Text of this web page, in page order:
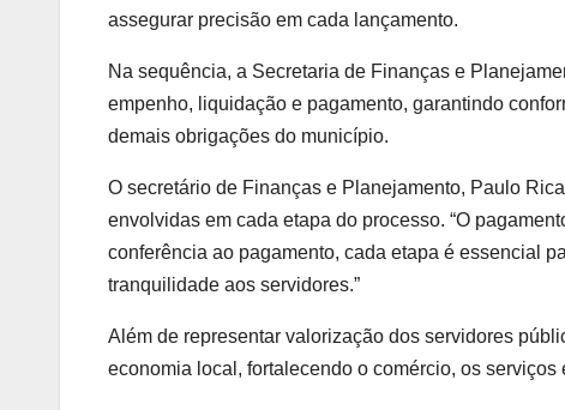
assegurar precisão em cada lançamento.
Na sequência, a Secretaria de Finanças e
empenho, liquidação e pagamento, garantindo
demais obrigações do município.
O secretário de Finanças e Planejamento, Paulo
envolvidas em cada etapa do processo. “O
conferência ao pagamento, cada etapa é essencial
tranquilidade aos servidores.”
Além de representar valorização dos servidores
economia local, fortalecendo o comércio, os